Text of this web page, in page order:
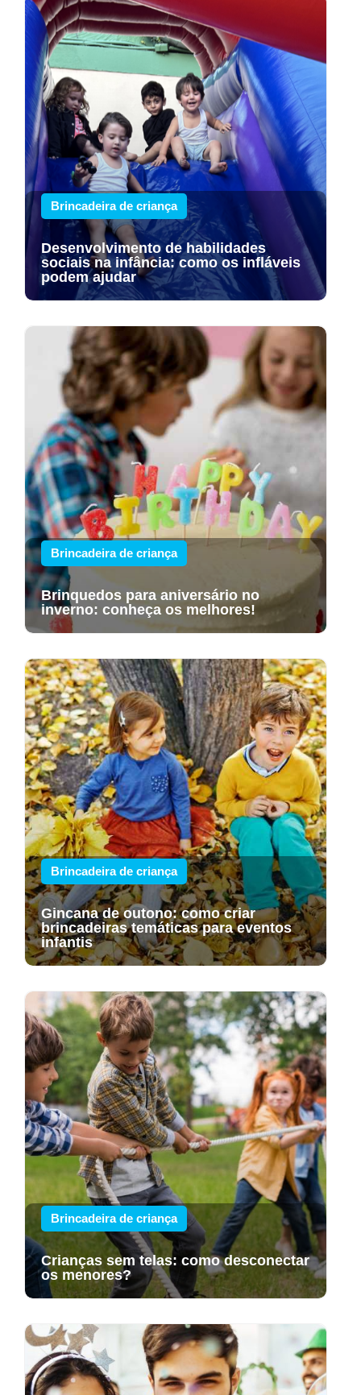
Brincadeira de criança
Desenvolvimento de habilidades
sociais na infância: como os infláveis
podem ajudar
Brincadeira de criança
Brinquedos para aniversário no
inverno: conheça os melhores!
Brincadeira de criança
Gincana de outono: como criar
brincadeiras temáticas para eventos
infantis
Brincadeira de criança
Crianças sem telas: como desconectar
os menores?